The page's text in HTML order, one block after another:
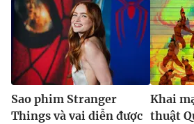
Sao phim Stranger
Things và vai diễn được
Khai
thuật